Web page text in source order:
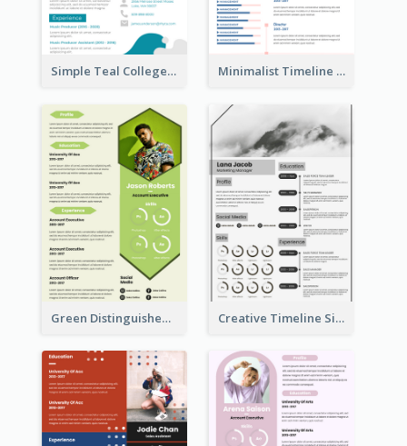
Simple Teal College Student Resume Minimalist Timeline Medical Student Resume
Green Distinguished Resume Creative Timeline Simple Resume